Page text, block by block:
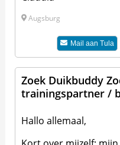
Augsburg
Mail aanTula
Zoek Duikbuddy
trainingspartner /
Hallo allemaal,